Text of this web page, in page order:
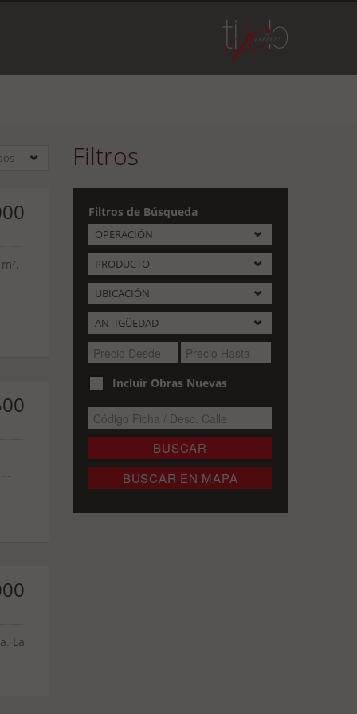
La
Filtros
Filtros de Búsqueda
OPERACIÓN
PRODUCTO
UBICACIÓN
ANTIGÜEDAD
Incluir Obras Nuevas